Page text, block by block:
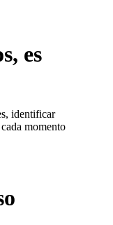
, es
identificar
momento